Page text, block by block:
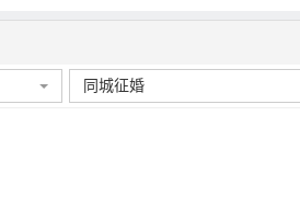
同城征婚